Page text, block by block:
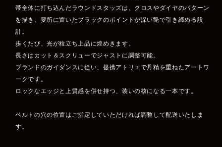
帯全体に打ち込んだラウンドスタッズは、クロスやダイヤのパターン
を描き、要所に置いたブラックのポイントが深い艶で引き締める設
計。
歩くたび、光が粒立ち上品に煌めきます。
長さはカット＆スクリューでジャストに調整可能。
ブランドのガイダンスに従い、提携アトリエで丹精を重ねたアートワ
ークです。
ロックなエッジと上質感を併せ持つ、装いの核になる一本です。
ベルトの穴の位置はご指定していただければ調整して配送いたしま
す。